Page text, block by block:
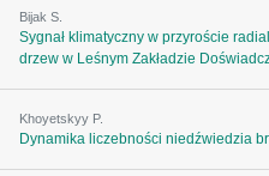
Bijak S.
Sygnał klimatyczny w przyroście
drzew w Leśnym Zakładzie
Khoyetskyy P.
Dynamika liczebności niedźwiedzia